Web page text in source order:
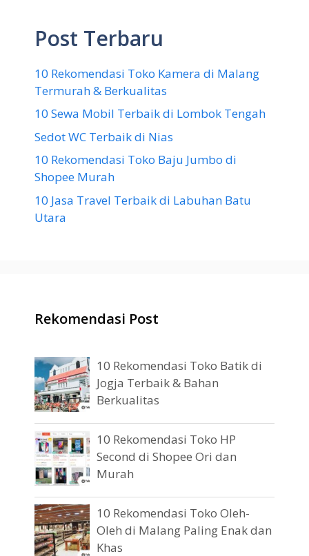
Post Terbaru
10 Rekomendasi Toko Kamera di Malang
Termurah & Berkualitas
10 Sewa Mobil Terbaik di Lombok Tengah
Sedot WC Terbaik di Nias
10 Rekomendasi Toko Baju Jumbo di
Shopee Murah
10 Jasa Travel Terbaik di Labuhan Batu
Utara
Rekomendasi Post
10 Rekomendasi Toko Batik di
Jogja Terbaik & Bahan
Berkualitas
10 Rekomendasi Toko HP
Second di Shopee Ori dan
Murah
10 Rekomendasi Toko Oleh-
Oleh di Malang Paling Enak dan
Khas